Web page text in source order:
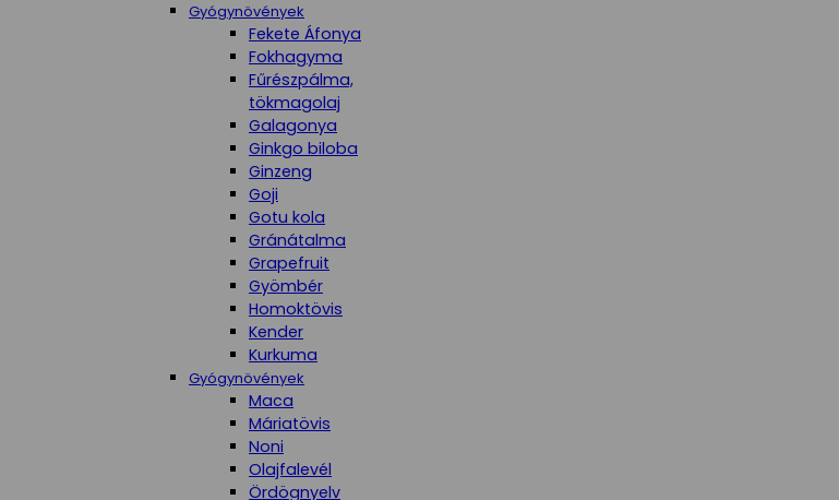
Gyógynövények
Fekete Áfonya
Fokhagyma
Fűrészpálma,
tökmagolaj
Galagonya
Ginkgo biloba
Ginzeng
Goji
Gotu kola
Gránátalma
Grapefruit
Gyömbér
Homoktövis
Kender
Kurkuma
Gyógynövények
Maca
Máriatövis
Noni
Olajfalevél
Ördögnyelv